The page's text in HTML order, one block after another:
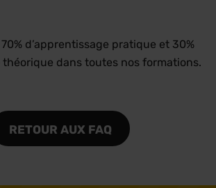
d’apprentissage pratique et 30%
théorique dans toutes nos formations.
RETOUR AUX FAQ